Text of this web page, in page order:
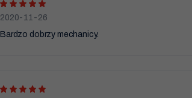
2020-11-26
Bardzo dobrzy mechanicy.